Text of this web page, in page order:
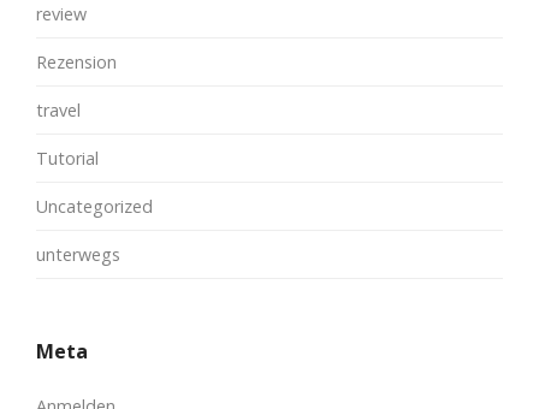
review
Rezension
travel
Tutorial
Uncategorized
unterwegs
Meta